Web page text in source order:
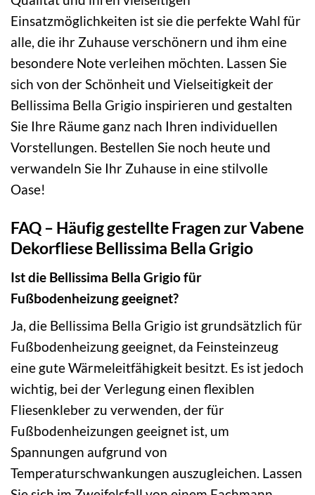
Einsatzmöglichkeiten ist sie die perfekte Wahl für
alle, die ihr Zuhause verschönern und ihm eine
besondere Note verleihen möchten. Lassen Sie
sich von der Schönheit und Vielseitigkeit der
Bellissima Bella Grigio inspirieren und gestalten
Sie Ihre Räume ganz nach Ihren individuellen
Vorstellungen. Bestellen Sie noch heute und
verwandeln Sie Ihr Zuhause in eine stilvolle
Oase!
FAQ – Häufig gestellte Fragen zur Vabene
Dekorfliese Bellissima Bella Grigio
Ist die Bellissima Bella Grigio für
Fußbodenheizung geeignet?
Ja, die Bellissima Bella Grigio ist grundsätzlich für
Fußbodenheizung geeignet, da Feinsteinzeug
eine gute Wärmeleitfähigkeit besitzt. Es ist jedoch
wichtig, bei der Verlegung einen flexiblen
Fliesenkleber zu verwenden, der für
Fußbodenheizungen geeignet ist, um
Spannungen aufgrund von
Temperaturschwankungen auszugleichen. Lassen